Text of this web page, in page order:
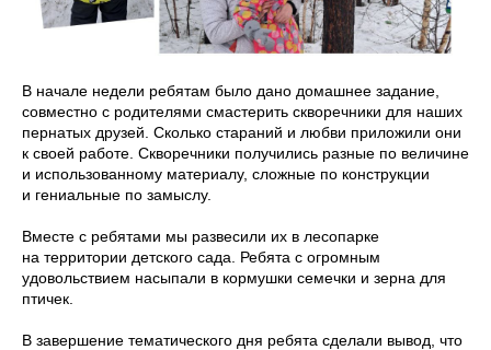
В начале недели ребятам было дано домашнее задание,
совместно с родителями смастерить скворечники для наших
пернатых друзей. Сколько стараний и любви приложили они
к своей работе. Скворечники получились разные по величине
и использованному материалу, сложные по конструкции
и гениальные по замыслу.
Вместе с ребятами мы развесили их в лесопарке
на территории детского сада. Ребята с огромным
удовольствием насыпали в кормушки семечки и зерна для
птичек.
В завершение тематического дня ребята сделали вывод, что